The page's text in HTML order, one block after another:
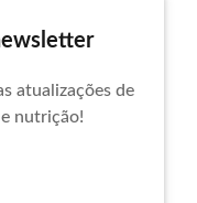
atualizações de
nutrição!